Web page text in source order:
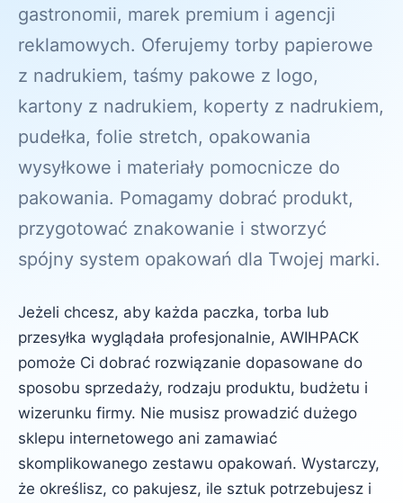
gastronomii, marek premium i agencji
reklamowych. Oferujemy torby papierowe
z nadrukiem, taśmy pakowe z logo,
kartony z nadrukiem, koperty z nadrukiem,
pudełka, folie stretch, opakowania
wysyłkowe i materiały pomocnicze do
pakowania. Pomagamy dobrać produkt,
przygotować znakowanie i stworzyć
spójny system opakowań dla Twojej marki.
Jeżeli chcesz, aby każda paczka, torba lub
przesyłka wyglądała profesjonalnie, AWIHPACK
pomoże Ci dobrać rozwiązanie dopasowane do
sposobu sprzedaży, rodzaju produktu, budżetu i
wizerunku firmy. Nie musisz prowadzić dużego
sklepu internetowego ani zamawiać
skomplikowanego zestawu opakowań. Wystarczy,
że określisz, co pakujesz, ile sztuk potrzebujesz i